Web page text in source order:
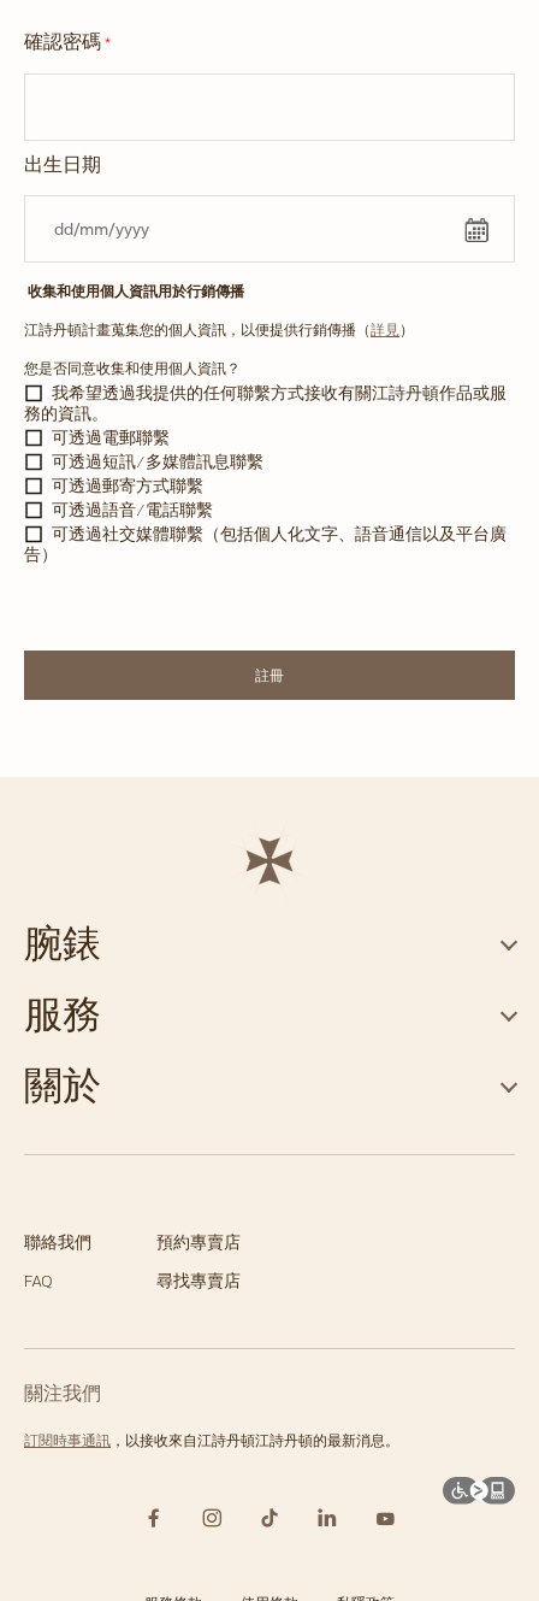
確認密碼 *
出生日期
收集和使用個人資訊用於行銷傳播
江詩丹頓計畫蒐集您的個人資訊，以便提供行銷傳播（詳見 ）
您是否同意收集和使用個人資訊？
我希望透過我提供的任何聯繫方式接收有關江詩丹頓作品或服
務的資訊。
可透過電郵聯繫
可透過短訊/多媒體訊息聯繫
可透過郵寄方式聯繫
可透過語音/電話聯繫
可透過社交媒體聯繫（包括個人化文字、語音通信以及平台廣
告）
聯絡我們
預約專賣店
FAQ
尋找專賣店
關注我們
訂閱時事通訊 ，以接收來自江詩丹頓江詩丹頓的最新消息。
腕錶
服務
關於